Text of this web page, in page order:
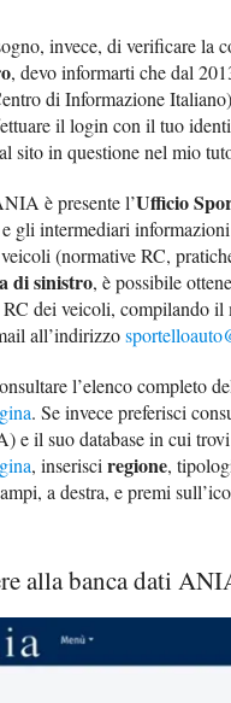
invece, di verificare la
, devo informarti che dal
di Informazione
il login con il tuo
sito in questione nel mio
è presente l’Ufficio
gli intermediari
(normative RC,
di sinistro, è possibile
dei veicoli, compilando il
all’indirizzo
l’elenco completo
. Se invece preferisci
e il suo database in cui
, inserisci regione,
a destra, e premi
alla banca dati